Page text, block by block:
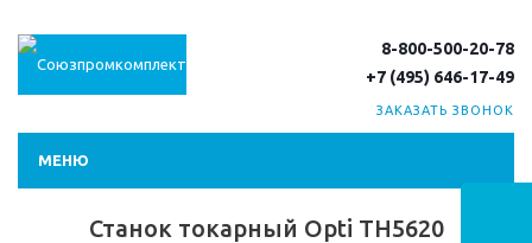
8-800-500-20-78
+7 (495) 646-17-49
ЗАКАЗАТЬ ЗВОНОК
МЕНЮ
Станок токарный Opti TH5620